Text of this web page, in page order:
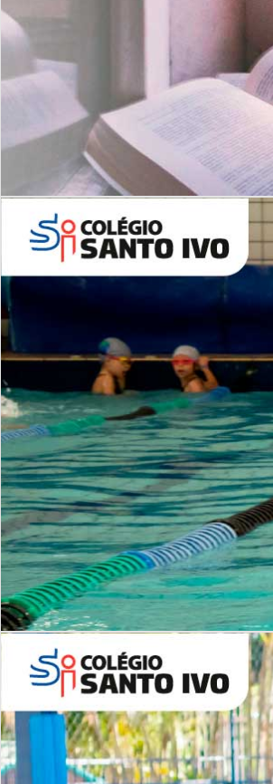
Leituras Literárias
Período Integral | Saiba mais
6º AO 9º ANO
Inglês: Turmas
(Proficiência)
ALUNOS NOVOS
Entre em
INSTITUCIONAL